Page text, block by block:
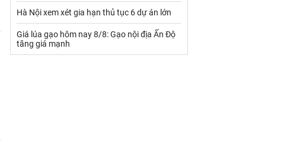
VLXD khác Xăng dầu
Xi măng - Clynker
Hà Nội xem xét gia hạn thủ tục 6 dự án lớn
Giá lúa gạo hôm nay 8/8: Gạo nội địa Ấn Độ
tăng giá mạnh